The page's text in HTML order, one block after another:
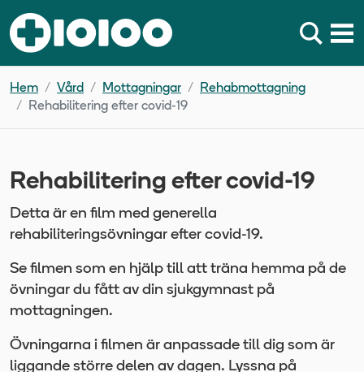
Hem Vård Mottagningar
Rehabmottagning
Rehabilitering efter covid-19
Rehabilitering efter covid-19
Detta är en film med generella
rehabiliteringsövningar efter covid-19.
Se filmen som en hjälp till att träna hemma på de
övningar du fått av din sjukgymnast på
mottagningen.
Övningarna i filmen är anpassade till dig som är
liggande större delen av dagen. Lyssna på